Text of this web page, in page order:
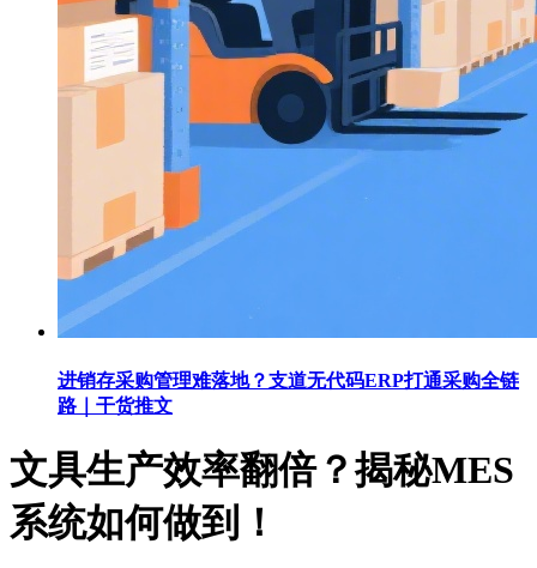
进销存采购管理难落地？支道无代码ERP打通采购全链
路｜干货推文
文具生产效率翻倍？揭秘MES
系统如何做到！